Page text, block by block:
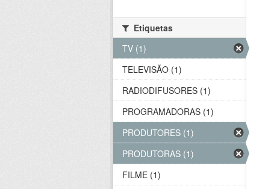
Etiquetas
TV (1)
TELEVISÃO (1)
RADIODIFUSORES (1)
PROGRAMADORAS (1)
PRODUTORES (1)
PRODUTORAS (1)
FILME (1)